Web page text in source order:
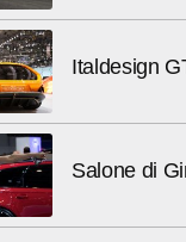
Italdesign
Salone di